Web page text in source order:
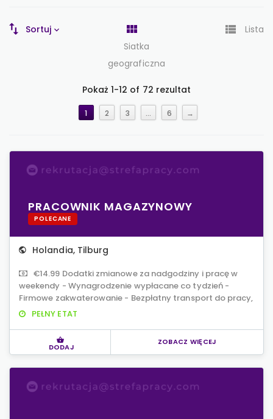
Sortuj
Siatka
geograficzna
Lista
Pokaż 1-12 of 72 rezultat
1 2 3 … 6 →
PRACOWNIK MAGAZYNOWY
POLECANE
Holandia, Tilburg
€14.99 Dodatki zmianowe za nadgodziny i pracę w
weekendy - Wynagrodzenie wypłacane co tydzień -
Firmowe zakwaterowanie - Bezpłatny transport do pracy,
PEŁNY ETAT
DODAJ
ZOBACZ WIĘCEJ